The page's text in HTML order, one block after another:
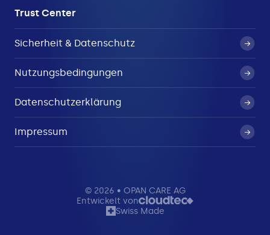
Trust Center
Sicherheit & Datenschutz
Nutzungsbedingungen
Datenschutzerklärung
Impressum
© 2026 • OPAN CARE AG
Entwickelt von
Swiss Made